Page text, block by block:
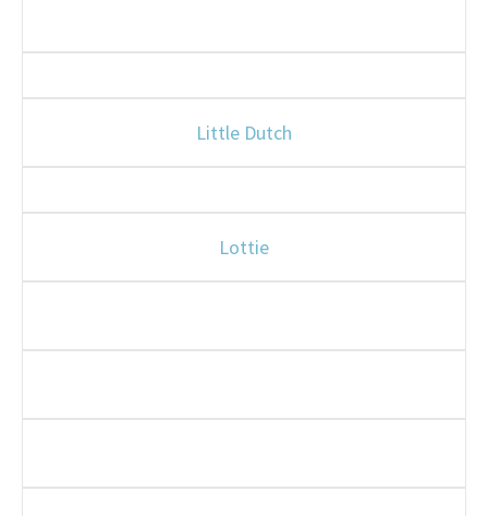
Little Dutch
Lottie